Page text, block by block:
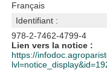
Français
Identifiant :
978-2-7462-4799-4
Lien vers la notice :
https://